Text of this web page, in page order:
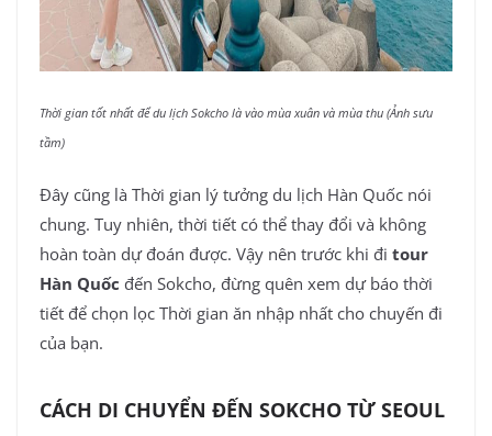
Thời gian tốt nhất để du lịch Sokcho là vào mùa xuân và mùa thu (Ảnh sưu
tầm)
Đây cũng là Thời gian lý tưởng du lịch Hàn Quốc nói
chung. Tuy nhiên, thời tiết có thể thay đổi và không
hoàn toàn dự đoán được. Vậy nên trước khi đi tour
Hàn Quốc đến Sokcho, đừng quên xem dự báo thời
tiết để chọn lọc Thời gian ăn nhập nhất cho chuyến đi
của bạn.
CÁCH DI CHUYỂN ĐẾN SOKCHO TỪ SEOUL